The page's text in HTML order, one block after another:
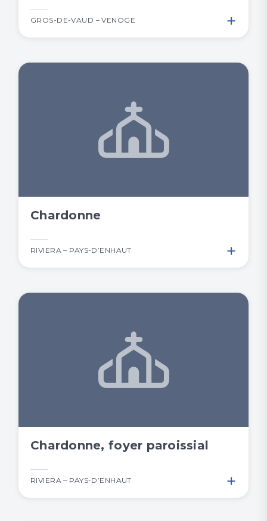
GROS-DE-VAUD – VENOGE +
Chardonne
RIVIERA – PAYS-D’ENHAUT +
Chardonne, foyer paroissial
RIVIERA – PAYS-D’ENHAUT +